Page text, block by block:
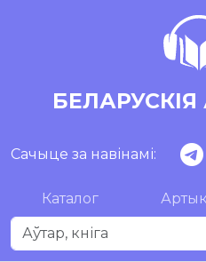
БЕЛАРУСКІЯ
Сачыце за навінамі:
Каталог